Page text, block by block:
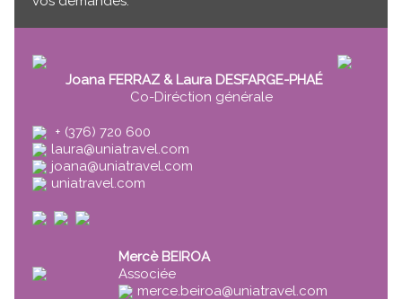
Joana FERRAZ & Laura DESFARGE-PHAÉ
Co-Diréction générale
+ (376) 720 600
laura@uniatravel.com
joana@uniatravel.com
uniatravel.com
Mercè BEIROA
Associée
merce.beiroa@uniatravel.com